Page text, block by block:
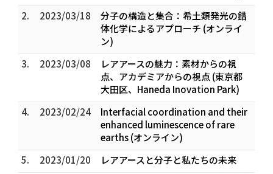
2.
2023/03/18
分子の構造と集合：希土類発光の錯
体化学によるアプローチ (オンライ
ン)
3.
2023/03/08
レアアースの魅力：素材からの視
点、アカデミアからの視点 (東京都
大田区、Haneda Inovation Park)
4.
2023/02/24
Interfacial coordination and their
enhanced luminescence of rare
earths (オンライン)
5.
2023/01/20
レアアースと分子と私たちの未来